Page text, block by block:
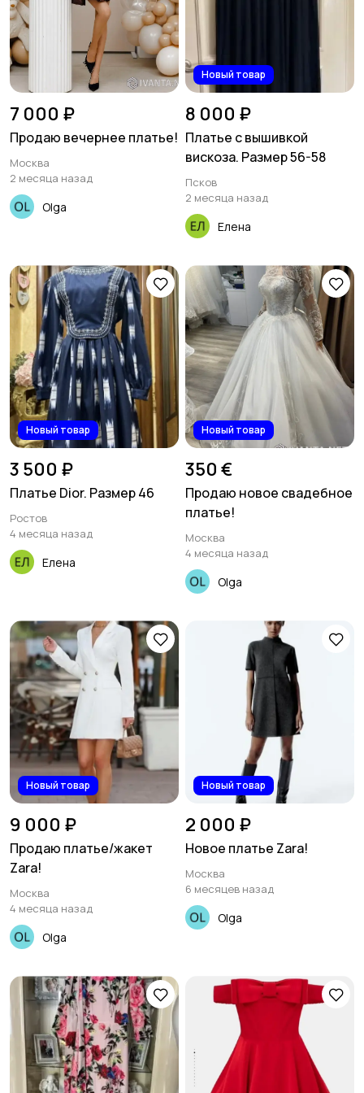
7 000 ₽
Продаю вечернее платье!
Москва
2 месяца назад
Olga
Новый товар
8 000 ₽
Платье с вышивкой
вискоза. Размер 56-58
Псков
2 месяца назад
Елена
Новый товар
3 500 ₽
Платье Dior. Размер 46
Ростов
4 месяца назад
Елена
Новый товар
350 €
Продаю новое свадебное
платье!
Москва
4 месяца назад
Olga
Новый товар
9 000 ₽
Продаю платье/жакет
Zara!
Москва
4 месяца назад
Olga
Новый товар
2 000 ₽
Новое платье Zara!
Москва
6 месяцев назад
Olga